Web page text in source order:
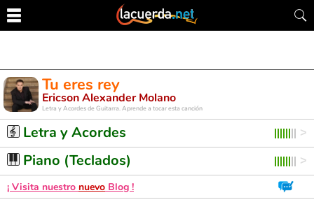
Tu eres rey
Ericson Alexander Molano
Letra y Acordes de Guitarra. Aprende a tocar esta canción
Letra y Acordes
Piano (Teclados)
¡ Visita nuestro nuevo Blog !